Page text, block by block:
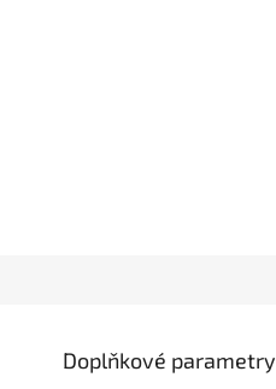
Doplňkové parametry